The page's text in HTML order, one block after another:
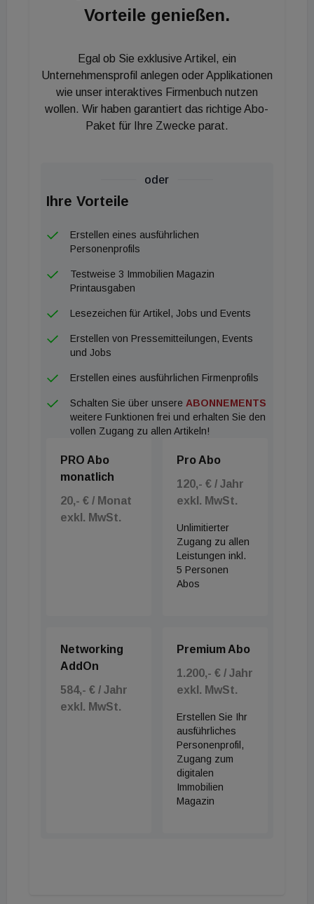
Vorteile genießen.
Egal ob Sie exklusive Artikel, ein
Unternehmensprofil anlegen oder Applikationen
wie unser interaktives Firmenbuch nutzen
wollen. Wir haben garantiert das richtige Abo-
Paket für Ihre Zwecke parat.
oder
Ihre Vorteile
Erstellen eines ausführlichen
Personenprofils
Testweise 3 Immobilien Magazin
Printausgaben
Lesezeichen für Artikel, Jobs und Events
Erstellen von Pressemitteilungen, Events
und Jobs
Erstellen eines ausführlichen Firmenprofils
Schalten Sie über unsere ABONNEMENTS
weitere Funktionen frei und erhalten Sie den
vollen Zugang zu allen Artikeln!
PRO Abo
monatlich
20,- € / Monat
exkl. MwSt.
Pro Abo
120,- € / Jahr
exkl. MwSt.
Unlimitierter
Zugang zu allen
Leistungen inkl.
5 Personen
Abos
Networking
AddOn
584,- € / Jahr
exkl. MwSt.
Premium Abo
1.200,- € / Jahr
exkl. MwSt.
Erstellen Sie Ihr
ausführliches
Personenprofil,
Zugang zum
digitalen
Immobilien
Magazin